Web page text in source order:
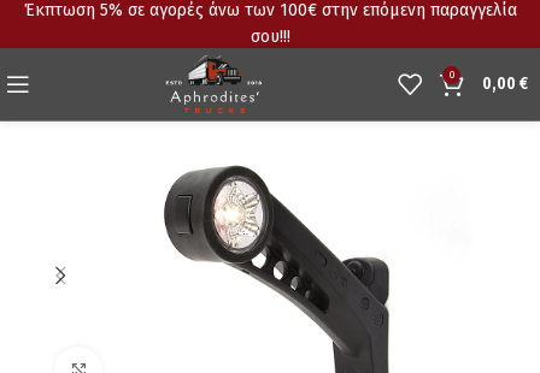
Έκπτωση 5% σε αγορές άνω των 100€ στην επόμενη παραγγελία
σου!!!
0 0,00 €